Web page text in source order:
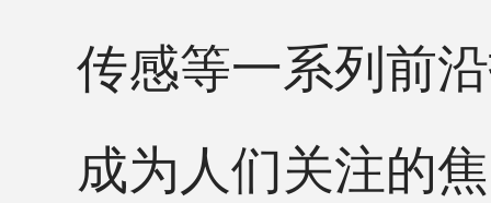
传感等一系列前
成为人们关注的